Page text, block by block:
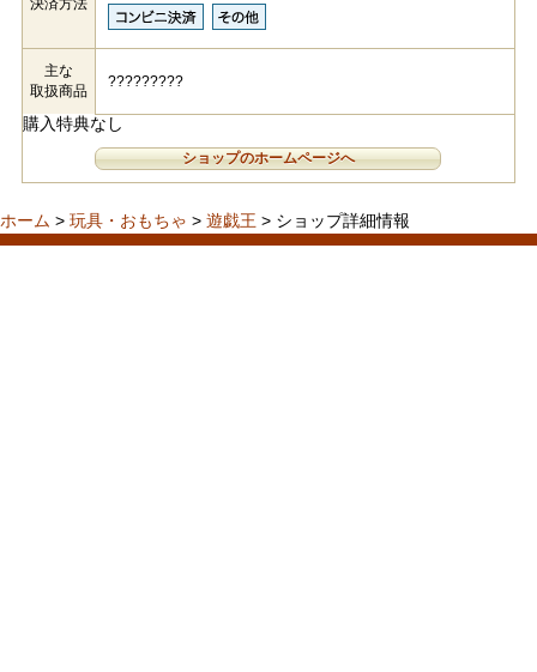
決済方法
主な
取扱商品
?????????
購入特典なし
ショップのホームページへ
ホーム > 玩具・おもちゃ > 遊戯王 > ショップ詳細情報